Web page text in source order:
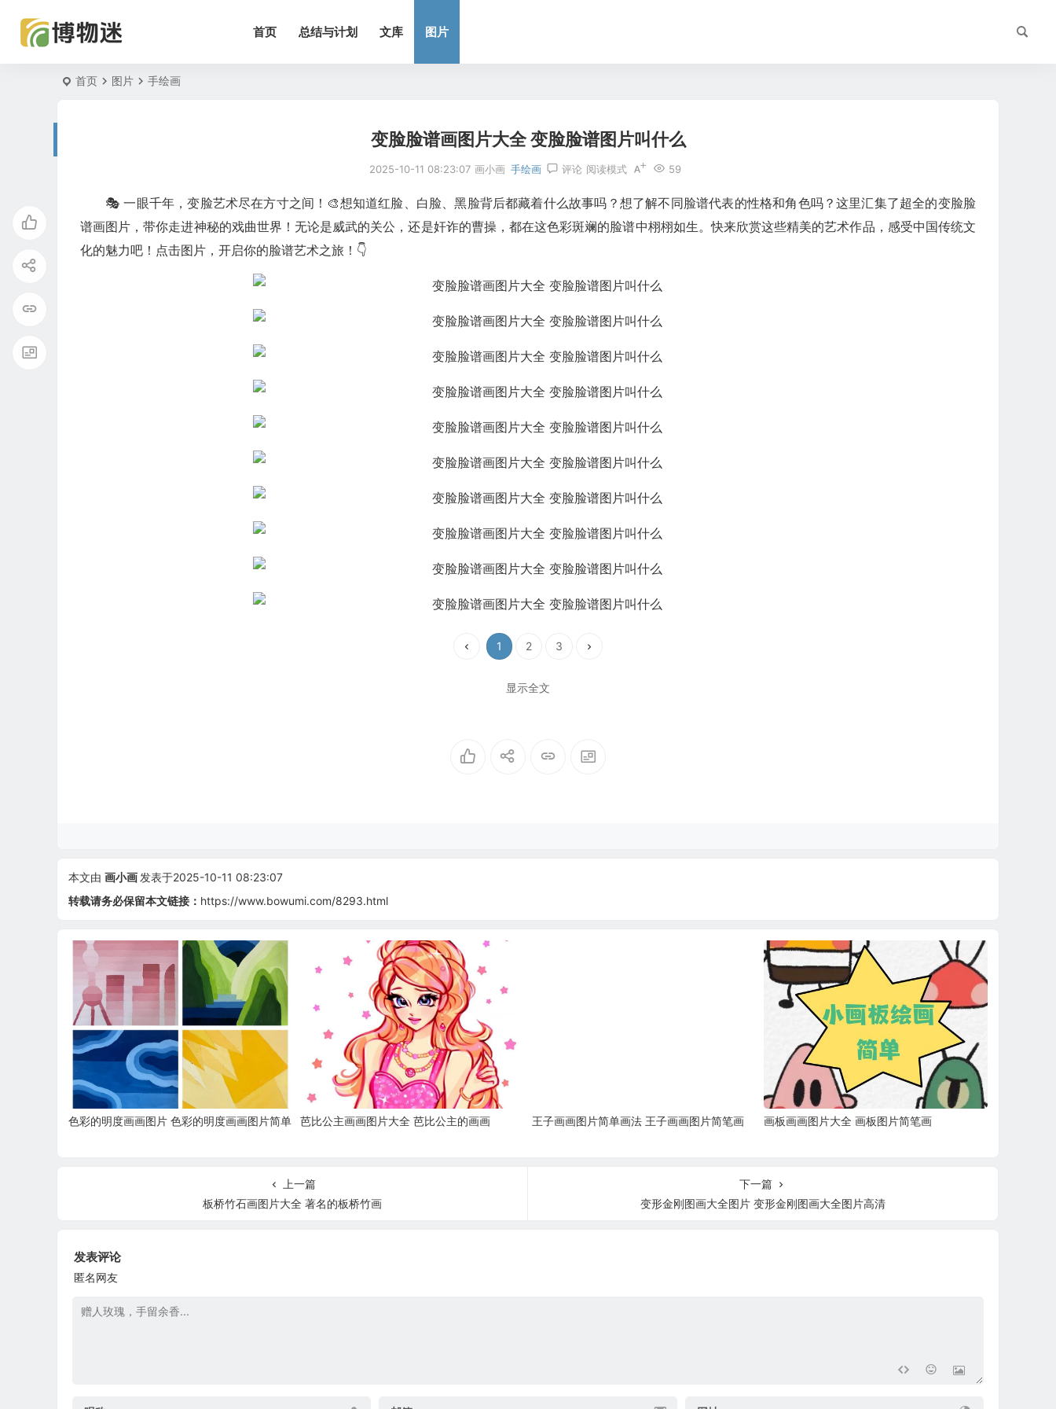
首页 总结与计划 文库 图片
首页 图片 手绘画
变脸脸谱画图片大全 变脸脸谱图片叫什么
2025-10-11 08:23:07 画小画 手绘画 评论 59
阅读模式
🎭 一眼千年，变脸艺术尽在方寸之间！🎨想知道红脸、白脸、黑脸背后都藏着什么故事吗？想了解不同脸谱代表的性格和角色吗？这里汇集了超全的变脸脸
谱画图片，带你走进神秘的戏曲世界！无论是威武的关公，还是奸诈的曹操，都在这色彩斑斓的脸谱中栩栩如生。快来欣赏这些精美的艺术作品，感受中国传统文
化的魅力吧！点击图片，开启你的脸谱艺术之旅！👇
1 2 3
显示全文
本文由 画小画 发表于2025-10-11 08:23:07
转载请务必保留本文链接： https://www.bowumi.com/8293.html
色彩的明度画画图片 色彩的明度画画图片简单 芭比公主画画图片大全 芭比公主的画画 王子画画图片简单画法 王子画画图片简笔画 画板画画图片大全 画板图片简笔画
上一篇
板桥竹石画图片大全 著名的板桥竹画
下一篇
变形金刚图画大全图片 变形金刚图画大全图片高清
发表评论
匿名网友